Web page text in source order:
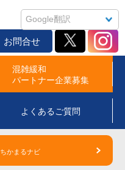
お問合せ
混雑緩和
パートナー企業募集
よくあるご質問
ちかまるナビ